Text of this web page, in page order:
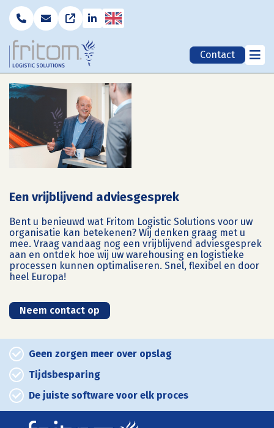
English
Contact
Een vrijblijvend adviesgesprek
Bent u benieuwd wat Fritom Logistic Solutions voor uw
organisatie kan betekenen? Wij denken graag met u
mee. Vraag vandaag nog een vrijblijvend adviesgesprek
aan en ontdek hoe wij uw warehousing en logistieke
processen kunnen optimaliseren. Snel, flexibel en door
heel Europa!
Neem contact op
Geen zorgen meer over opslag
Tijdsbesparing
De juiste software voor elk proces